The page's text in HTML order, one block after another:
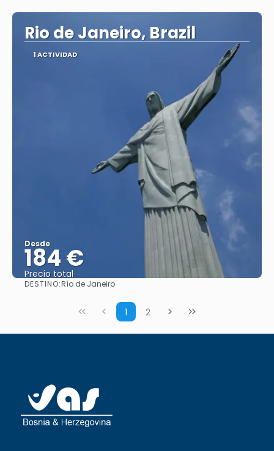
Rio de Janeiro, Brazil
1 ACTIVIDAD
Desde
184 €
Precio total
DESTINO:Río de Janeiro
1 2